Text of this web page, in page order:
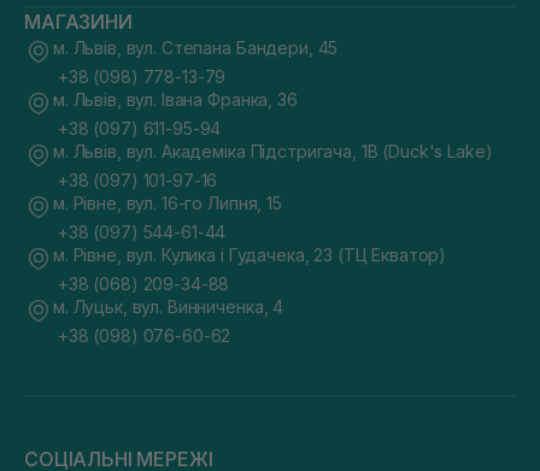
МАГАЗИНИ
м. Львів, вул. Степана Бандери, 45
+38 (098) 778-13-79
м. Львів, вул. Івана Франка, 36
+38 (097) 611-95-94
м. Львів, вул. Академіка Підстригача, 1В (Duck's Lake)
+38 (097) 101-97-16
м. Рівне, вул. 16-го Липня, 15
+38 (097) 544-61-44
м. Рівне, вул. Кулика і Гудачека, 23 (ТЦ Екватор)
+38 (068) 209-34-88
м. Луцьк, вул. Винниченка, 4
+38 (098) 076-60-62
СОЦІАЛЬНІ МЕРЕЖІ